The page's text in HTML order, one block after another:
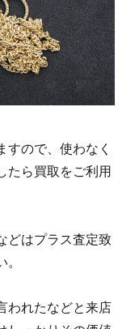
すので、使わなく
たら買取をご利用
どはプラス査定致
われたなどと来店